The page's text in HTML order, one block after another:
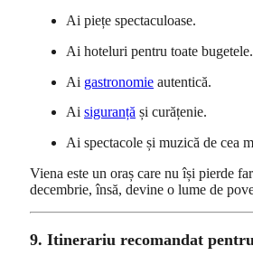
Ai piețe spectaculoase.
Ai hoteluri pentru toate bugetele.
Ai gastronomie autentică.
Ai siguranță și curățenie.
Ai spectacole și muzică de cea
Viena este un oraș care nu își pierde
decembrie, însă, devine o lume de
9. Itinerariu recomandat